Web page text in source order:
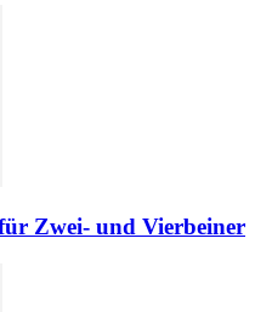
Zwei- und Vierbeiner